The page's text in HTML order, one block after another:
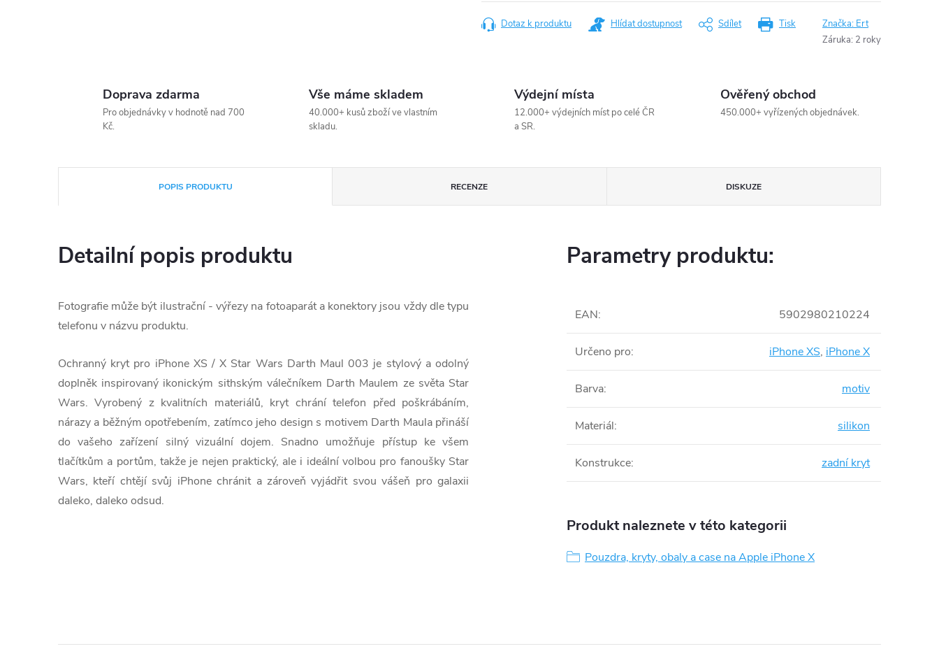
Tisk
Dotaz k produktu Hlídat dostupnost Sdílet Značka: Ert
Záruka: 2 roky
Doprava zdarma
Pro objednávky v hodnotě nad 700
Kč.
Vše máme skladem
40.000+ kusů zboží ve vlastním
skladu.
Výdejní místa
12.000+ výdejních míst po celé ČR
a SR.
Ověřený obchod
450.000+ vyřízených objednávek.
POPIS PRODUKTU RECENZE DISKUZE
Detailní popis produktu
Fotografie může být ilustrační - výřezy na fotoaparát a konektory jsou vždy dle typu
telefonu v názvu produktu.
Ochranný kryt pro iPhone XS / X Star Wars Darth Maul 003 je stylový a odolný
doplněk inspirovaný ikonickým sithským válečníkem Darth Maulem ze světa Star
Wars. Vyrobený z kvalitních materiálů, kryt chrání telefon před poškrábáním,
nárazy a běžným opotřebením, zatímco jeho design s motivem Darth Maula přináší
do vašeho zařízení silný vizuální dojem. Snadno umožňuje přístup ke všem
tlačítkům a portům, takže je nejen praktický, ale i ideální volbou pro fanoušky Star
Wars, kteří chtějí svůj iPhone chránit a zároveň vyjádřit svou vášeň pro galaxii
daleko, daleko odsud.
Parametry produktu:
EAN: 5902980210224
Určeno pro: iPhone XS, iPhone X
Barva: motiv
Materiál: silikon
Konstrukce: zadní kryt
Produkt naleznete v této kategorii
Pouzdra, kryty, obaly a case na Apple iPhone X